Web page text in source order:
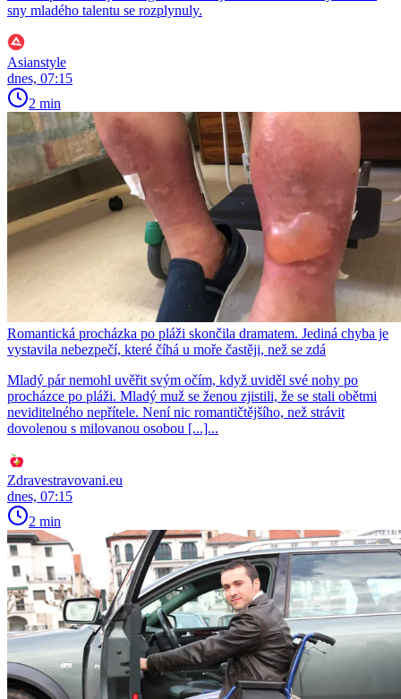
sny mladého talentu se rozplynuly.
Asianstyle
dnes, 07:15
2 min
Romantická procházka po pláži skončila dramatem. Jediná chyba je
vystavila nebezpečí, které číhá u moře častěji, než se zdá
Mladý pár nemohl uvěřit svým očím, když uviděl své nohy po
procházce po pláži. Mladý muž se ženou zjistili, že se stali obětmi
neviditelného nepřítele. Není nic romantičtějšího, než strávit
dovolenou s milovanou osobou [...]...
Zdravestravovani.eu
dnes, 07:15
2 min